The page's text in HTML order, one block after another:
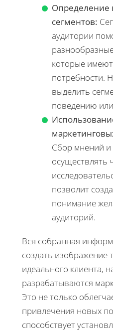
Определение
сегментов:
аудитории
которые
потребности.
выделить
поведению
Сбор мнений
осуществлять
позволит
понимание
аудиторий.
Вся собранная
создать изображение
идеального клиента,
разрабатываются
Это не только
привлечения новых
способствует